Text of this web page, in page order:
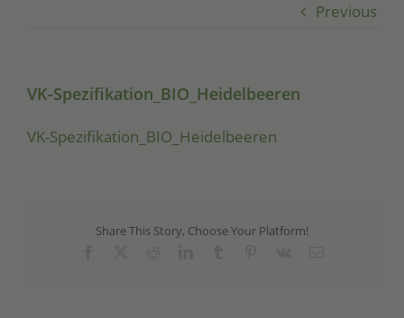
Previous
VK-Spezifikation_BIO_Heidelbeeren
VK-Spe­zi­fi­ka­ti­on_­BIO­_Hei­del­bee­ren
Share This Story, Choose Your Platform!